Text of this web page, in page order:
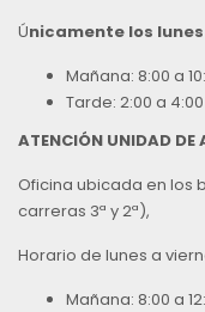
Únicamente los
Mañana: 8:00 a
Tarde: 2:00 a
ATENCIÓN UNIDAD DE
Oficina ubicada en los
carreras 3ª y 2ª),
Horario de lunes a
Mañana: 8:00 a